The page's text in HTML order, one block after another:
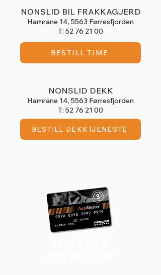
NONSLID BIL FRAKKAGJERD
Hamrane 14, 5563 Førresfjorden
T: 52 76 21 00
BESTILL TIME
NONSLID DEKK
Hamrane 14, 5563 Førresfjorden
T: 52 76 21 00
BESTILL DEKKTJENESTE